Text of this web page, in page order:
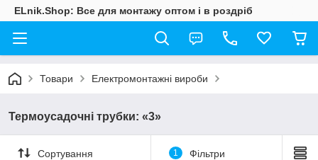
ELnik.Shop: Все для монтажу оптом і в роздріб
Товари Електромонтажні вироби
Термоусадочні трубки: «3»
Сортування 1 Фільтри